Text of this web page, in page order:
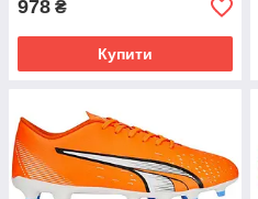
978 ₴
Купити